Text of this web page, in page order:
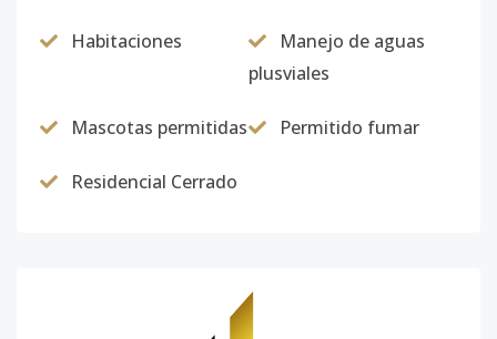
Habitaciones
Manejo de aguas
plusviales
Mascotas permitidas Permitido fumar
Residencial Cerrado